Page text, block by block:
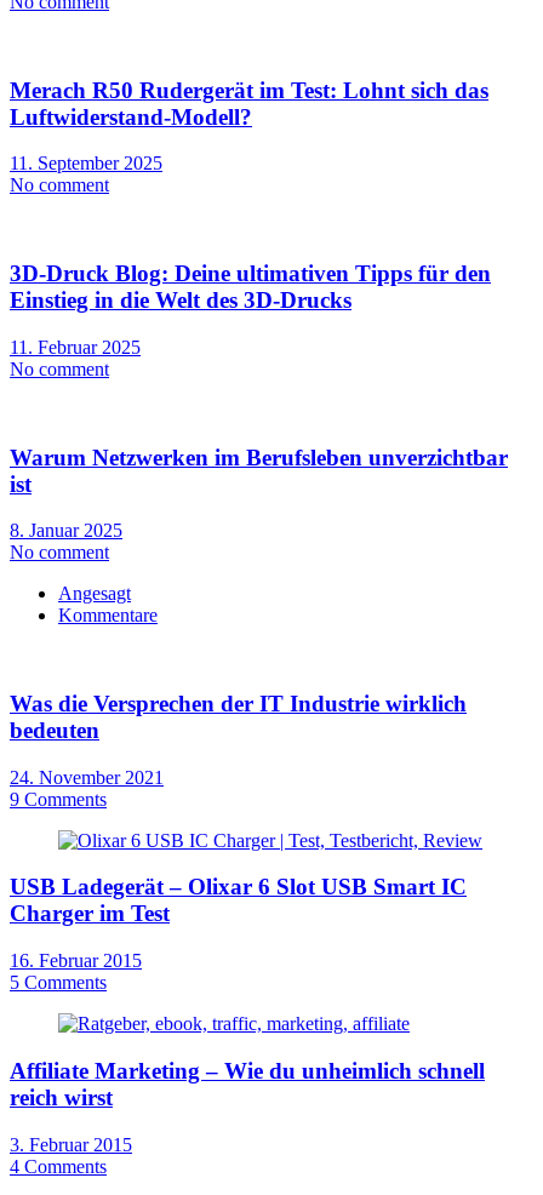
Merach R50 Rudergerät im Test: Lohnt sich das
Luftwiderstand-Modell?
11. September 2025
No comment
3D-Druck Blog: Deine ultimativen Tipps für den
Einstieg in die Welt des 3D-Drucks
11. Februar 2025
No comment
Warum Netzwerken im Berufsleben unverzichtbar
ist
8. Januar 2025
No comment
Angesagt
Kommentare
Was die Versprechen der IT Industrie wirklich
bedeuten
24. November 2021
9 Comments
USB Ladegerät – Olixar 6 Slot USB Smart IC
Charger im Test
16. Februar 2015
5 Comments
Affiliate Marketing – Wie du unheimlich schnell
reich wirst
3. Februar 2015
4 Comments